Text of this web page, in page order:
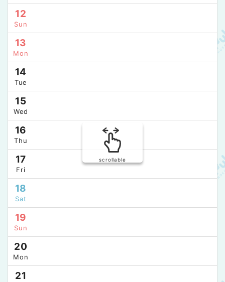
12
Sun
13
Mon
14
Tue
15
Wed
16
Thu
17
Fri
18
Sat
19
Sun
20
Mon
21
scrollable